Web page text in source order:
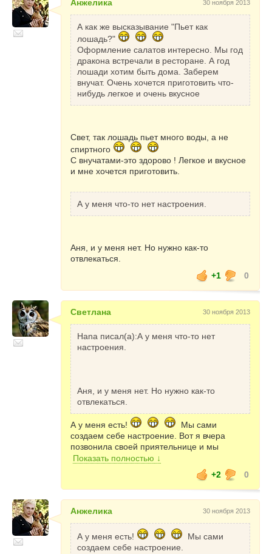
сторону своих предпочтений.
[u:2rvbejqe]Закуски и бутерброды.
[/u:2rvbejqe]Здесь будут очень
актуальными всевозможные заливные и
фаршированные яйца, фаршированные
перец и помидоры, морковь и свекла по-
корейски, тарталетки, канапе и
всевозможные бутерброды с рыбой или
домашними паштетами.
[/u:2rvbejqe]Ни в коем случае не стоит
забывать о сладеньком, так как Лошадь -
жуткая сладкоежка. Обязательно
приготовьте любимые торты и пирожные,
и Ваше меню. Из напитков отдайте
предпочтение хорошему сухому вину,
красному и белому, так как красное
коньяк стоит отказаться - Лошадь не любит
крепкого алкоголя. Привычное шампанское
Анжелика 30 ноября 2013
А как же высказывание "Пьет как
лошадь?"
Оформление салатов интересно. Мы год
дракона встречали в ресторане. А год
лошади хотим быть дома. Заберем
внучат. Очень хочется приготовить что-
нибудь легкое и очень вкусное
Свет, так лошадь пьет много воды, а не
спиртного
С внучатами-это здорово ! Легкое и вкусное
и мне хочется приготовить.
А у меня что-то нет настроения.
Аня, и у меня нет. Но нужно как-то
отвлекаться.
+1
0
Светлана 30 ноября 2013
Hana писал(а):А у меня что-то нет
настроения.
Аня, и у меня нет. Но нужно как-то
отвлекаться.
А у меня есть!
Мы сами
создаем себе настроение. Вот я вчера
позвонила своей приятельнице и мы
душевно посидели и пообщались в ее кафе
. А то все это время я считала,
что у меня нет времени. И подготовку к
Новому году мы с мужем уже начали.
Написали-кому-какие сувениры будем
дарить. Ну в основном конечно же
ребятишкам. В нашей семье уже семеро
ребятишек и я надеюсь, что это не придел
. Уже присмотрели в Мэтро
Показать полностью ↓
+2
0
Анжелика 30 ноября 2013
А у меня есть!
Мы сами
создаем себе настроение.